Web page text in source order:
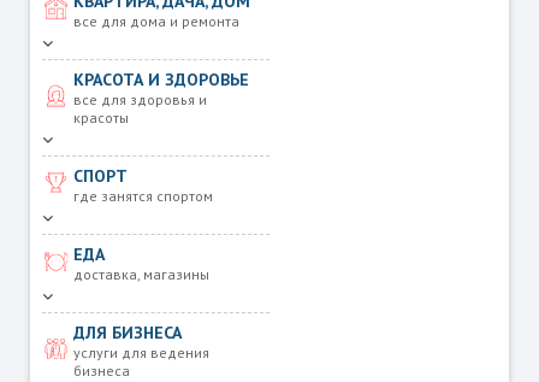
все для дома и ремонта
КРАСОТА И ЗДОРОВЬЕ
все для здоровья и
красоты
СПОРТ
где занятся спортом
ЕДА
доставка, магазины
ДЛЯ БИЗНЕСА
услуги для ведения
бизнеса